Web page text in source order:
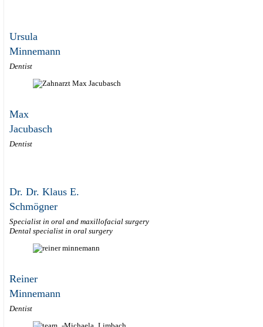
Ursula
Minnemann
Dentist
Max
Jacubasch
Dentist
Dr. Dr. Klaus E.
Schmögner
Specialist in oral and maxillofacial surgery
Dental specialist in oral surgery
Reiner
Minnemann
Dentist